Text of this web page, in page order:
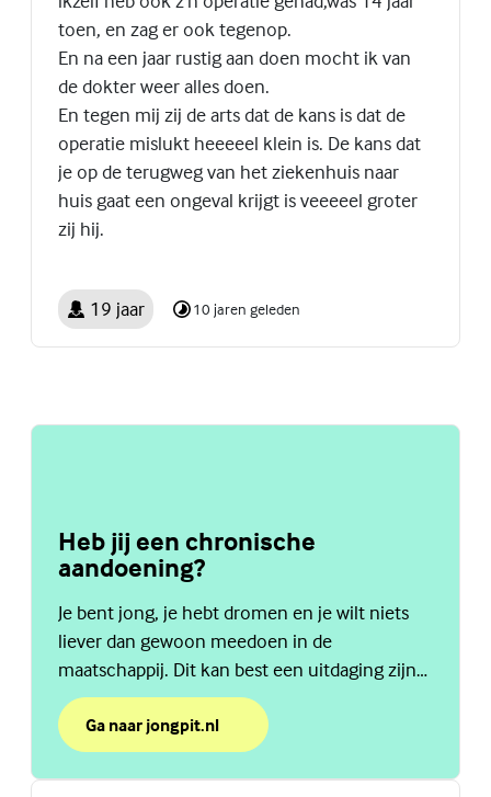
toen, en zag er ook tegenop.
En na een jaar rustig aan doen mocht ik van
de dokter weer alles doen.
En tegen mij zij de arts dat de kans is dat de
operatie mislukt heeeeel klein is. De kans dat
je op de terugweg van het ziekenhuis naar
huis gaat een ongeval krijgt is veeeeel groter
zij hij.
19 jaar 10 jaren geleden
Heb jij een chronische
aandoening?
Je bent jong, je hebt dromen en je wilt niets
liever dan gewoon meedoen in de
maatschappij. Dit kan best een uitdaging zijn
als je een chronische aandoening hebt. Bij
JongPIT helpen ze je graag. Ga naar jongpit.nl.
Ga naar jongpit.nl
over Heb jij een chronische aandoening?
(Externe link)